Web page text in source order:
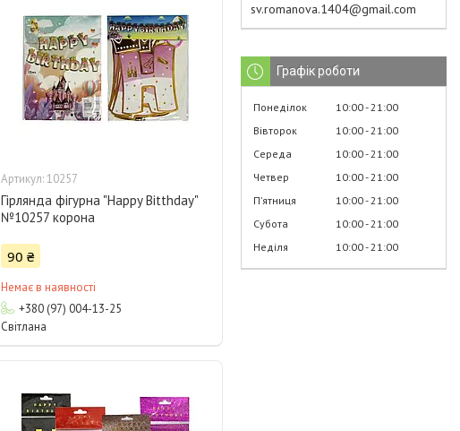
10257
Гірлянда фігурна "Happy Bitthday"
№10257 корона
90 ₴
Немає в наявності
+380 (97) 004-13-25
Світлана
sv.romanova.1404@gmail.com
Графік роботи
Понеділок 10:00 21:00
Вівторок
10:00 21:00
Середа
10:00 21:00
Четвер
10:00 21:00
Пʼятниця
10:00 21:00
Субота
10:00 21:00
Неділя
10:00 21:00